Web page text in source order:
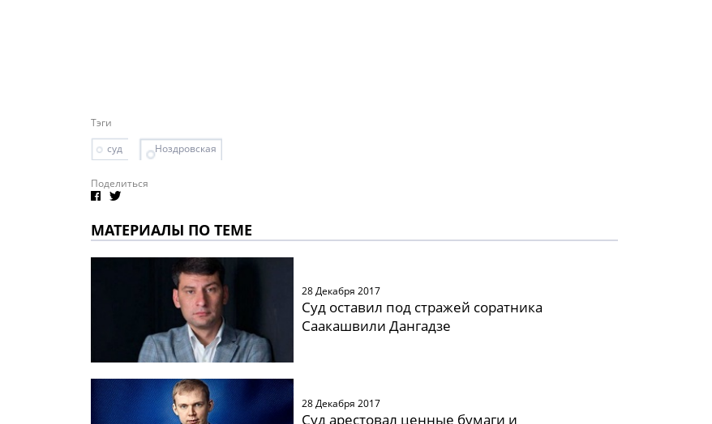
Тэги
суд
Ноздровская
Поделиться
МАТЕРИАЛЫ ПО ТЕМЕ
28 Декабря 2017
Суд оставил под стражей соратника
Саакашвили Дангадзе
28 Декабря 2017
Суд арестовал ценные бумаги и